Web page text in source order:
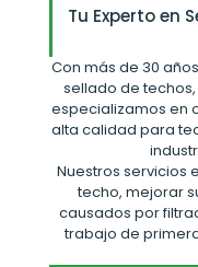
Tu Experto en
Con más de 30
sellado de
especializamos en
alta calidad para
Nuestros servicios
techo, mejorar
causados por
trabajo de